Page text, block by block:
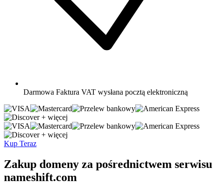
Darmowa Faktura VAT wysłana pocztą elektroniczną
+ więcej
+ więcej
Kup Teraz
Zakup domeny za pośrednictwem serwisu
nameshift.com